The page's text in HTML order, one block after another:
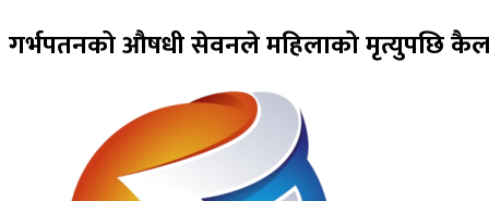
गर्भपतनको औषधी सेवनले महिलाको मृत्युपछि